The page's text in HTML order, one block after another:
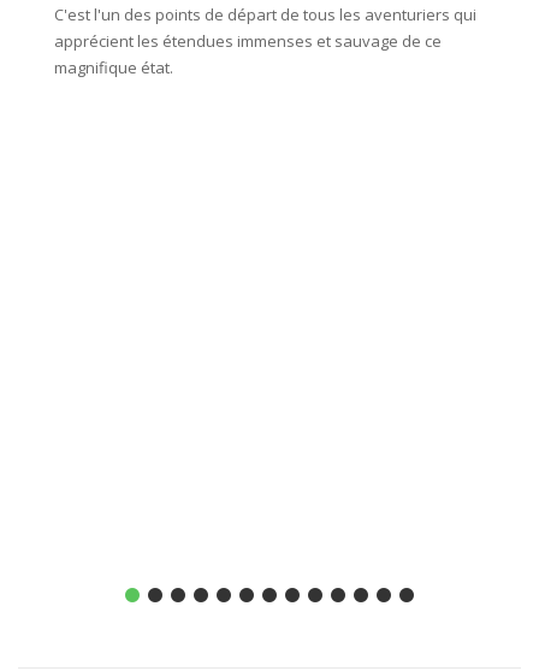
C'est l'un des points de départ de tous les aventuriers qui
apprécient les étendues immenses et sauvage de ce
magnifique état.